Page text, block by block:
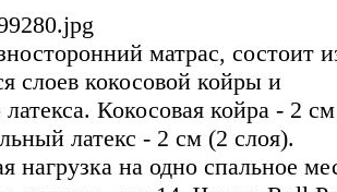
матрас, состоит
слоев кокосовой койры и
латекса. Кокосовая койра - 2
латекс - 2 см (2 слоя).
нагрузка на одно спальное